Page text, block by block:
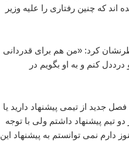
که چنین رفتاری را علیه وزیر
کرد: «من هم برای قدردانی
درددل کنم و به او بگویم در
جدید از تیمی پیشنهاد دارید یا
تیم پیشنهاد داشتم ولی با توجه
دارم نمی توانستم به پیشنهاد این